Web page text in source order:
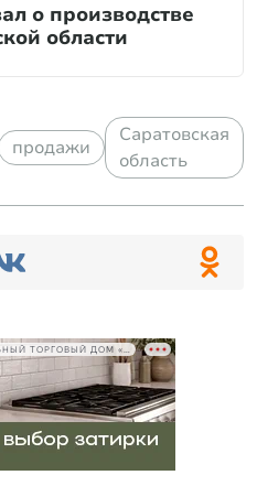
о производстве
области
продажи
Саратовская
область
РЕКЛАМА • ООО СТРОИТЕЛЬНЫЙ ТОРГОВЫЙ ДОМ «ПЕТРОВИЧ», ИНН 7802348846